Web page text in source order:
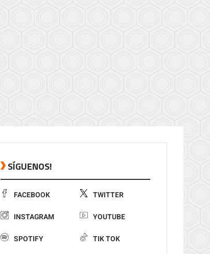
SÍGUENOS!
FACEBOOK TWITTER
INSTAGRAM YOUTUBE
SPOTIFY TIK TOK